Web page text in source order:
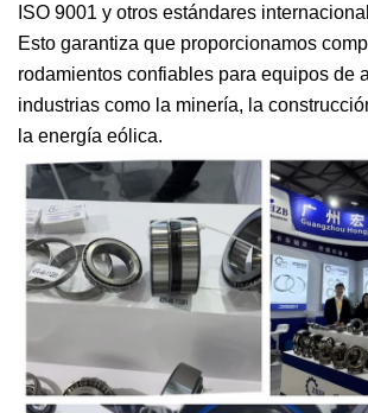
ISO 9001 y otros estándares
Esto garantiza que proporcionamos
rodamientos confiables para equipos de
industrias como la minería, la
la energía eólica.